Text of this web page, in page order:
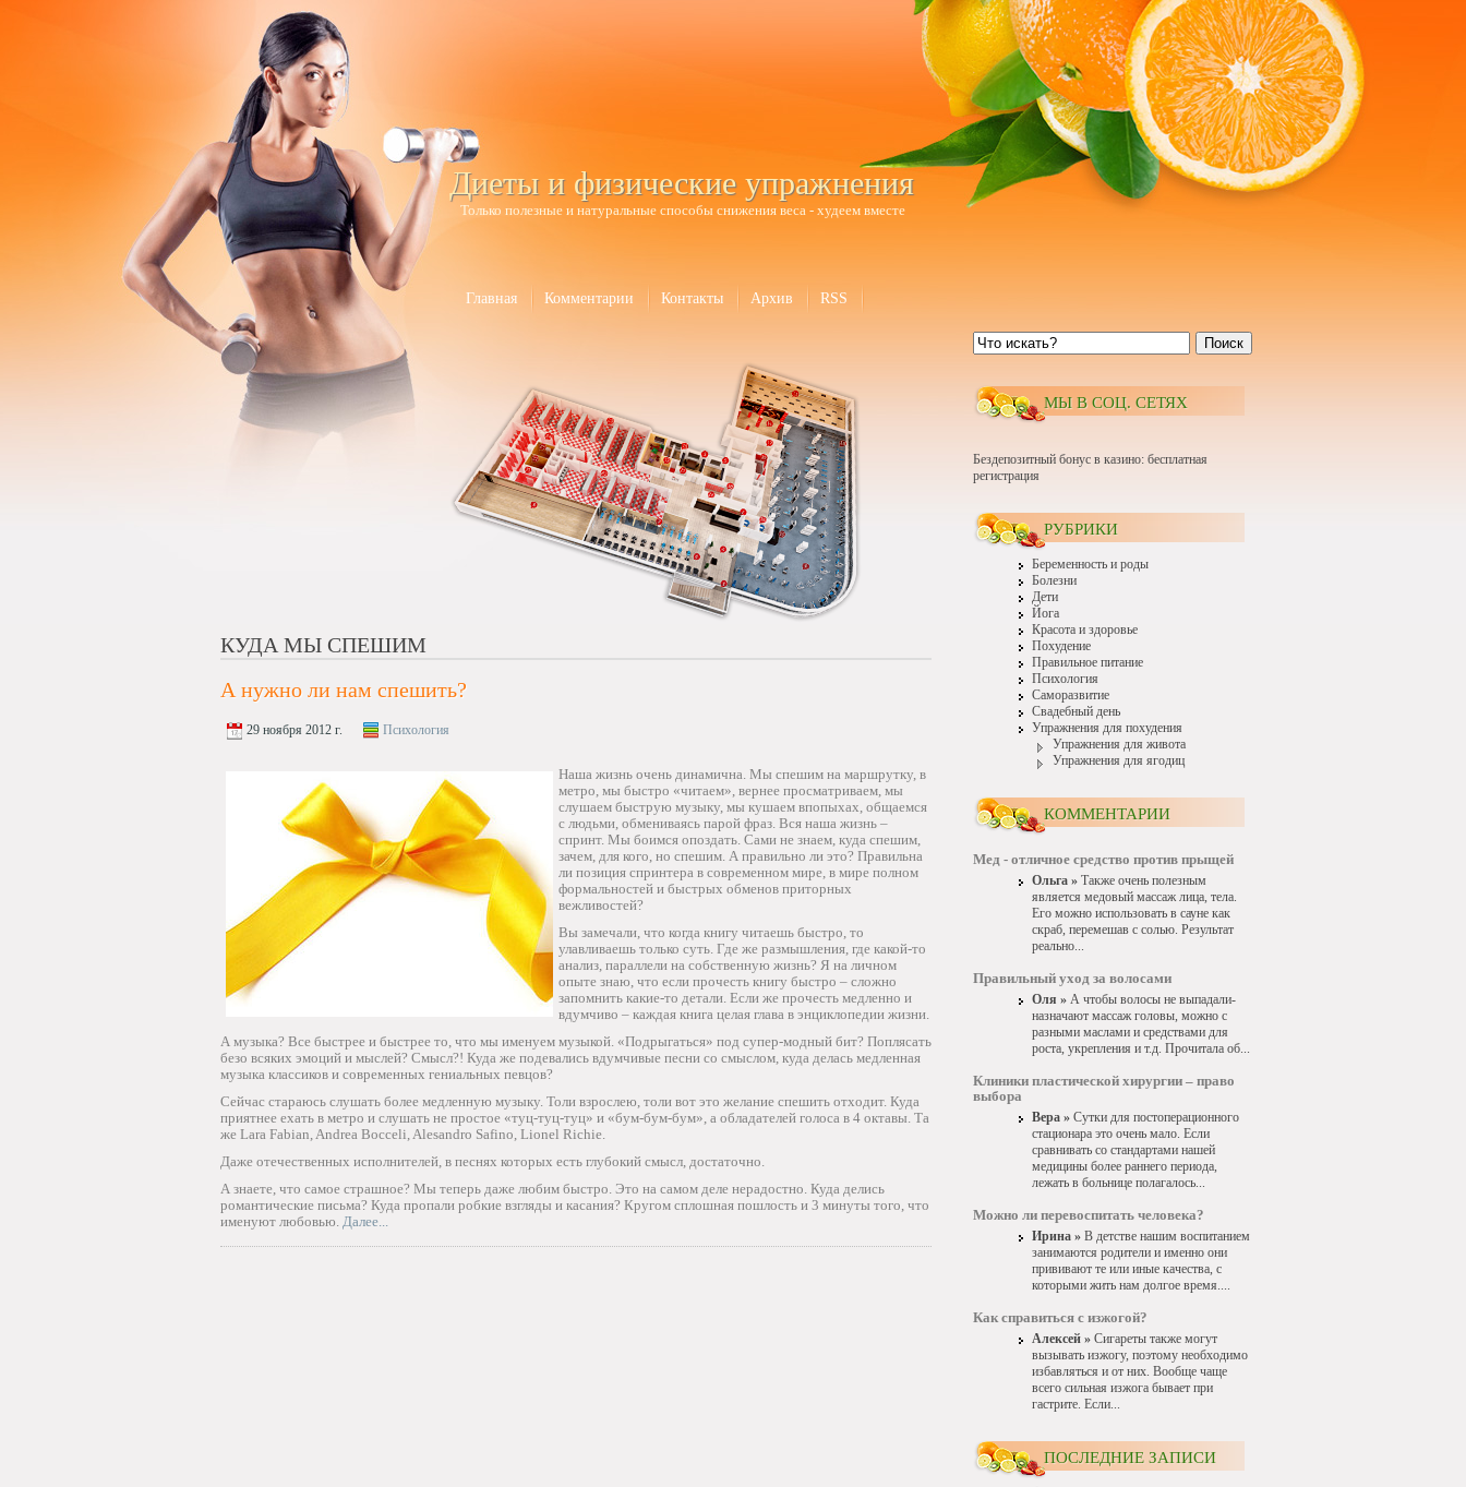
Диеты и физические упражнения
Только полезные и натуральные способы снижения веса - худеем вместе
Главная Комментарии Контакты Архив RSS
КУДА МЫ СПЕШИМ
А нужно ли нам спешить?
29 ноября 2012 г. Психология
Наша жизнь очень динамична. Мы спешим на маршрутку, в
метро, мы быстро «читаем», вернее просматриваем, мы
слушаем быструю музыку, мы кушаем впопыхах, общаемся
с людьми, обмениваясь парой фраз. Вся наша жизнь –
спринт. Мы боимся опоздать. Сами не знаем, куда спешим,
зачем, для кого, но спешим. А правильно ли это? Правильна
ли позиция спринтера в современном мире, в мире полном
формальностей и быстрых обменов приторных
вежливостей?
Вы замечали, что когда книгу читаешь быстро, то
улавливаешь только суть. Где же размышления, где какой-то
анализ, параллели на собственную жизнь? Я на личном
опыте знаю, что если прочесть книгу быстро – сложно
запомнить какие-то детали. Если же прочесть медленно и
вдумчиво – каждая книга целая глава в энциклопедии жизни.
А музыка? Все быстрее и быстрее то, что мы именуем музыкой. «Подрыгаться» под супер-модный бит? Поплясать
безо всяких эмоций и мыслей? Смысл?! Куда же подевались вдумчивые песни со смыслом, куда делась медленная
музыка классиков и современных гениальных певцов?
Сейчас стараюсь слушать более медленную музыку. Толи взрослею, толи вот это желание спешить отходит. Куда
приятнее ехать в метро и слушать не простое «туц-туц-туц» и «бум-бум-бум», а обладателей голоса в 4 октавы. Та
же Lara Fabian, Andrea Bocceli, Alesandro Safino, Lionel Richie.
Даже отечественных исполнителей, в песнях которых есть глубокий смысл, достаточно.
А знаете, что самое страшное? Мы теперь даже любим быстро. Это на самом деле нерадостно. Куда делись
романтические письма? Куда пропали робкие взгляды и касания? Кругом сплошная пошлость и 3 минуты того, что
именуют любовью. Далее...
Поиск
МЫ В СОЦ. СЕТЯХ
Бездепозитный бонус в казино: бесплатная
регистрация
РУБРИКИ
Беременность и роды
Болезни
Дети
Йога
Красота и здоровье
Похудение
Правильное питание
Психология
Саморазвитие
Свадебный день
Упражнения для похудения
Упражнения для живота
Упражнения для ягодиц
КОММЕНТАРИИ
Мед - отличное средство против прыщей
Ольга » Также очень полезным
является медовый массаж лица, тела.
Его можно использовать в сауне как
скраб, перемешав с солью. Результат
реально...
Правильный уход за волосами
Оля » А чтобы волосы не выпадали-
назначают массаж головы, можно с
разными маслами и средствами для
роста, укрепления и т.д. Прочитала об...
Клиники пластической хирургии – право
выбора
Вера » Сутки для постоперационного
стационара это очень мало. Если
сравнивать со стандартами нашей
медицины более раннего периода,
лежать в больнице полагалось...
Можно ли перевоспитать человека?
Ирина » В детстве нашим воспитанием
занимаются родители и именно они
прививают те или иные качества, с
которыми жить нам долгое время....
Как справиться с изжогой?
Алексей » Сигареты также могут
вызывать изжогу, поэтому необходимо
избавляться и от них. Вообще чаще
всего сильная изжога бывает при
гастрите. Если...
ПОСЛЕДНИЕ ЗАПИСИ